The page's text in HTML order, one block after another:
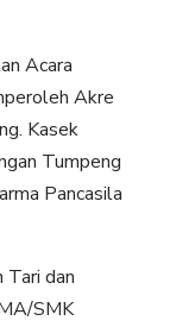
Acara
Akre
Kasek
Tumpeng
Pancasila
Tari dan
SMK